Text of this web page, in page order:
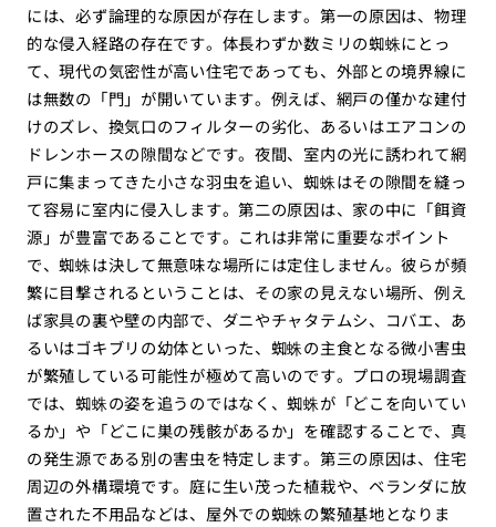
には、必ず論理的な原因が存在します。第一の原因は、物理
的な侵入経路の存在です。体長わずか数ミリの蜘蛛にとっ
て、現代の気密性が高い住宅であっても、外部との境界線に
は無数の「門」が開いています。例えば、網戸の僅かな建付
けのズレ、換気口のフィルターの劣化、あるいはエアコンの
ドレンホースの隙間などです。夜間、室内の光に誘われて網
戸に集まってきた小さな羽虫を追い、蜘蛛はその隙間を縫っ
て容易に室内に侵入します。第二の原因は、家の中に「餌資
源」が豊富であることです。これは非常に重要なポイント
で、蜘蛛は決して無意味な場所には定住しません。彼らが頻
繁に目撃されるということは、その家の見えない場所、例え
ば家具の裏や壁の内部で、ダニやチャタテムシ、コバエ、あ
るいはゴキブリの幼体といった、蜘蛛の主食となる微小害虫
が繁殖している可能性が極めて高いのです。プロの現場調査
では、蜘蛛の姿を追うのではなく、蜘蛛が「どこを向いてい
るか」や「どこに巣の残骸があるか」を確認することで、真
の発生源である別の害虫を特定します。第三の原因は、住宅
周辺の外構環境です。庭に生い茂った植栽や、ベランダに放
置された不用品などは、屋外での蜘蛛の繁殖基地となりま